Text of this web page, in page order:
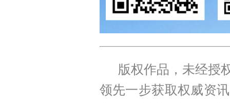
版权作品，未经授
领先一步获取权威资